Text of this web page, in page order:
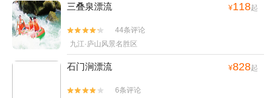
三叠泉漂流 ¥118起


44条评论
九江·庐山风景名胜区
石门涧漂流 ¥828起

 6条评论